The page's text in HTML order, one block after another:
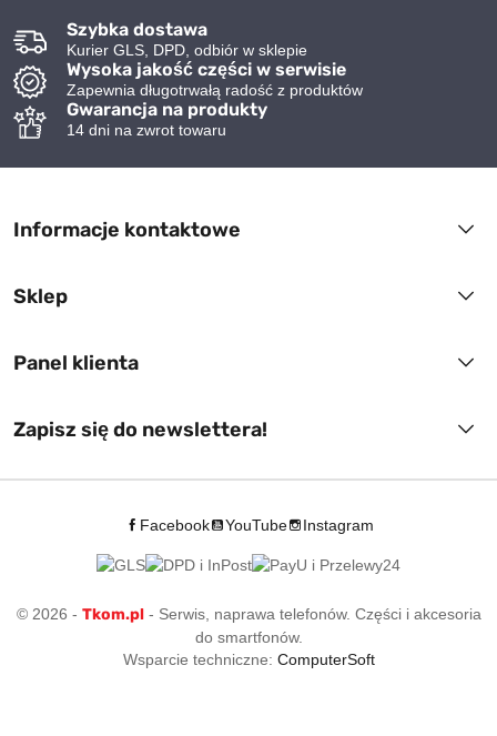
Szybka dostawa
Kurier GLS, DPD, odbiór w sklepie
Wysoka jakość części w serwisie
Zapewnia długotrwałą radość z produktów
Gwarancja na produkty
14 dni na zwrot towaru
Informacje kontaktowe
Sklep
Panel klienta
Zapisz się do newslettera!
Facebook YouTube Instagram
© 2026 - Tkom.pl- Serwis, naprawa telefonów. Części i akcesoria
do smartfonów.
Wsparcie techniczne: ComputerSoft